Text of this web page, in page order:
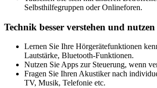
Selbsthilfegruppen oder Onlineforen.
Technik besser verstehen und nutzen
Lernen Sie Ihre Hörgerätefunktionen
Lautstärke, Bluetooth-Funktionen.
Nutzen Sie Apps zur Steuerung, wenn
Fragen Sie Ihren Akustiker nach
TV, Musik, Telefonie etc.